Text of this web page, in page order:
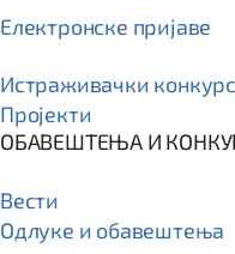
Електронске пријаве
Истраживачки
Пројекти
ОБАВЕШТЕЊА И
Вести
Одлуке и обавештења